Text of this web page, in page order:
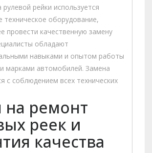
рейки используется
техническое оборудование,
провести качественную замену
обладают
навыками и опытом работы
марками автомобилей. Замена
с соблюдением всех технических
ремонт
реек и
качества